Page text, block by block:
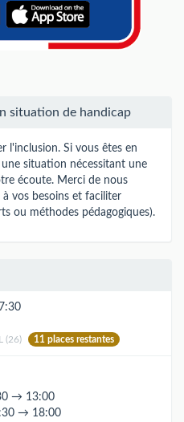
situation de handicap
l'inclusion. Si vous êtes en
situation nécessitant une
écoute. Merci de nous
vos besoins et faciliter
ou méthodes pédagogiques).
(26) 11 places restantes
→ 13:00
→ 18:00